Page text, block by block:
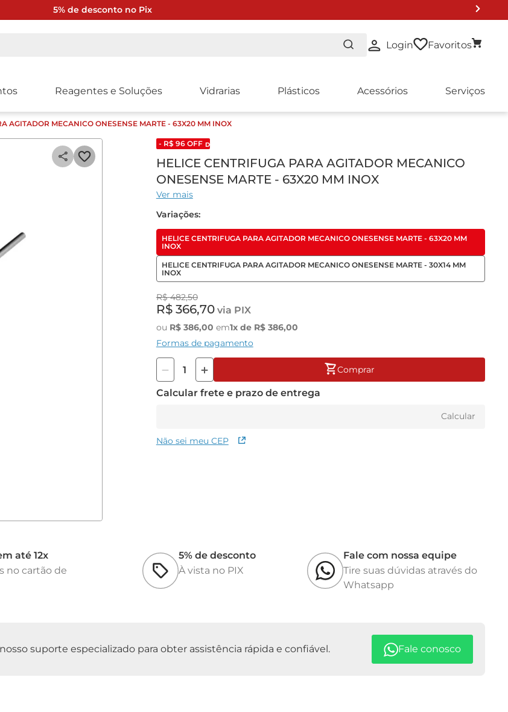
5% de desconto no Pix
Login Favoritos
Reagentes e Soluções Vidrarias Plásticos Acessórios Serviços
AGITADOR MECANICO ONESENSE MARTE - 63X20 MM INOX
- R$ 96OFF DESCONTO DE LISTA 2024
HELICE CENTRIFUGA PARA AGITADOR MECANICO
ONESENSE MARTE - 63X20 MM INOX
Ver mais
Variações:
HELICE CENTRIFUGA PARA AGITADOR MECANICO ONESENSE MARTE - 63X20 MM
INOX
HELICE CENTRIFUGA PARA AGITADOR MECANICO ONESENSE MARTE - 30X14 MM
INOX
R$ 482,50
R$ 366,70via PIX
ou R$ 386,00 em1x de R$ 386,00
Formas de pagamento
Comprar
Calcular frete e prazo de entrega
Não sei meu CEP
Calcular
até 12x
no cartão de
5% de desconto
À vista no PIX
Fale com nossa equipe
Tire suas dúvidas através do
Whatsapp
suporte especializado para obter assistência rápida e confiável. Fale conosco